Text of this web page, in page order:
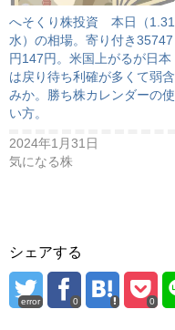
へそくり株投資 本日（1.31
水）の相場。寄り付き35747
円147円。米国上がるが日本
は戻り待ち利確が多くて弱含
みか。勝ち株カレンダーの使
い方。
2024年1月31日
気になる株
シェアする
error 0 0